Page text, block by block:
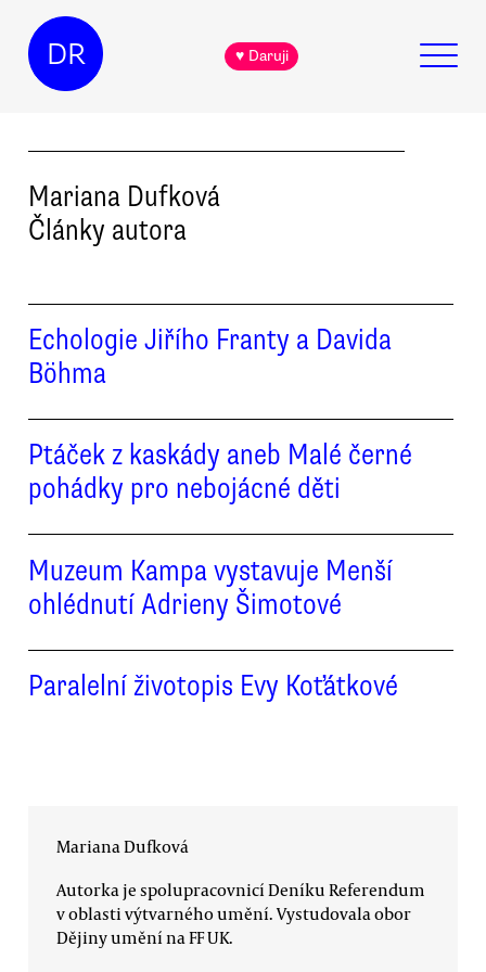
DR ♥ Daruji
Mariana Dufková
Články autora
Echologie Jiřího Franty a Davida
Böhma
Ptáček z kaskády aneb Malé černé
pohádky pro nebojácné děti
Muzeum Kampa vystavuje Menší
ohlédnutí Adrieny Šimotové
Paralelní životopis Evy Koťátkové
Mariana Dufková
Autorka je spolupracovnicí Deníku Referendum
v oblasti výtvarného umění. Vystudovala obor
Dějiny umění na FF UK.